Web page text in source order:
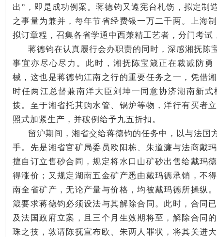
出”，即是成功例案。蒋德钧又遵宪台札饬，拟定制
之事量为兼并，每年节省经费银一万二千两。上海
拟订章程，召集各省学通中西兼精工艺者，分门考试
蒋德钧在认真履行会办职责的同时，深感湘抚陈
事宜亦尽心尽力。此时，湘抚陈宝箴正在裁减防
械，这也是蒋德钧江南之行的重要任务之一，凭借
时任两江总督兼南洋大臣刘坤一同意协济湖南新
拨。至于湘省托其购水管、锅炉等物，洋行有买者
照式加紧生产，并破例给予九五折扣。
留沪期间，湘省交给蒋德钧的任务中，以与法国
手。先是湘省官矿局委员欧阳栋、朱道濂与法商戴
擅自订立售砂合同，规定将水口山矿砂出售给戴玛
得涨价；又规定湖南五金矿产悉由戴玛德承销，不
南全省矿产，无论产量与价格，均被戴玛德所操纵
箴要求蒋德钧必须设法与其解除合同。此时，合同
及法国政府立案，且三个月生效期将至，解除合同
珠之技，敦请陈抚宣布欧、朱两人罪状，将其关进